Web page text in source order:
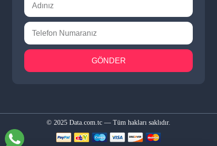
GÖNDER
© 2025 Data.com.tc — Tüm hakları saklıdır.